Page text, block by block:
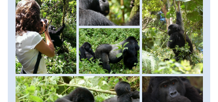
utána gorillacsaládonként egy max. 8 fős csapat nekivág a
buja növényzetű esőerdőnek, hogy a gorillákat megtalálja
természetesen kiváló nyomkövetők és vadőr kíséretében.
Nem előre látható, hogy meddig fog tartani az út a
gorillákig, de miután megtaláltuk őket, egy órát tölthetünk
velük. Ezekből a szelíd emberszabású óriásokból mára már
csak 800 egyed maradt és állatkertben egy példányuk sem
él. A tracking után, ha marad idő, akkor több fajta
opcionális program közül lehet választani, mint például
biciklizés a parkban, illetve a környező falvakban; séta a